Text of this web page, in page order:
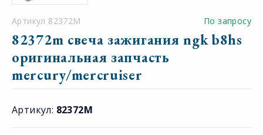
Артикул 82372M По запросу
82372m свеча зажигания ngk b8hs
оригинальная запчасть
mercury/mercruiser
Артикул: 82372M